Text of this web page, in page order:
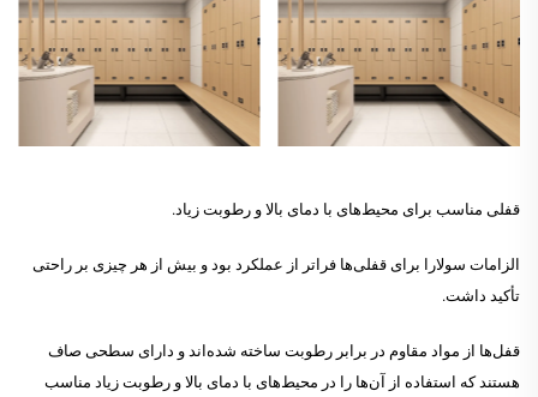
قفلی مناسب برای محیط‌های با دمای بالا و رطوبت زیاد.
الزامات سولارا برای قفلی‌ها فراتر از عملکرد بود و بیش از هر چیزی بر راحتی
تأکید داشت.
قفل‌ها از مواد مقاوم در برابر رطوبت ساخته شده‌اند و دارای سطحی صاف
هستند که استفاده از آن‌ها را در محیط‌های با دمای بالا و رطوبت زیاد مناسب